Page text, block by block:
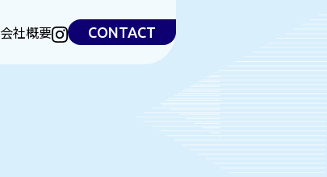
会社概要 CONTACT